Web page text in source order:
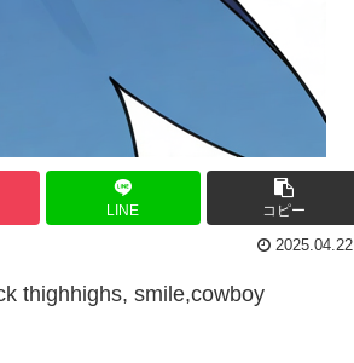
LINE コピー
2025.04.22
thighhighs, smile,cowboy